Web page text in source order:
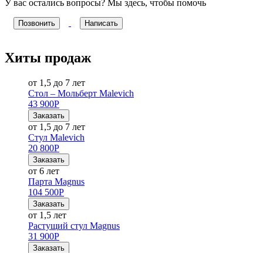
У вас остались вопросы? Мы здесь, чтобы помочь
Позвонить Написать
Хиты продаж
от 1,5 до 7 лет
Стол – Мольберт Malevich
43 900Р
Заказать
от 1,5 до 7 лет
Стул Malevich
20 800Р
Заказать
от 6 лет
Парта Magnus
104 500Р
Заказать
от 1,5 лет
Растущий стул Magnus
31 900Р
Заказать